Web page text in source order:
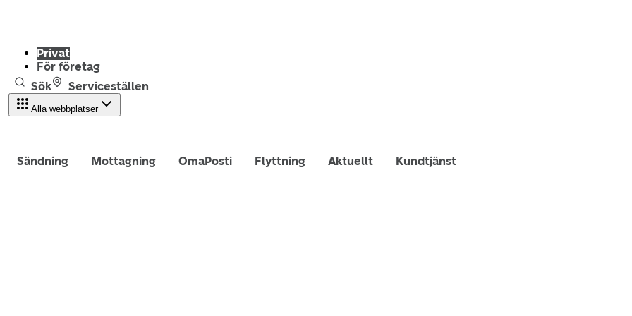
Privat
För företag
Sök
Serviceställen
Alla webbplatser
Sändning Mottagning OmaPosti Flyttning Aktuellt Kundtjänst